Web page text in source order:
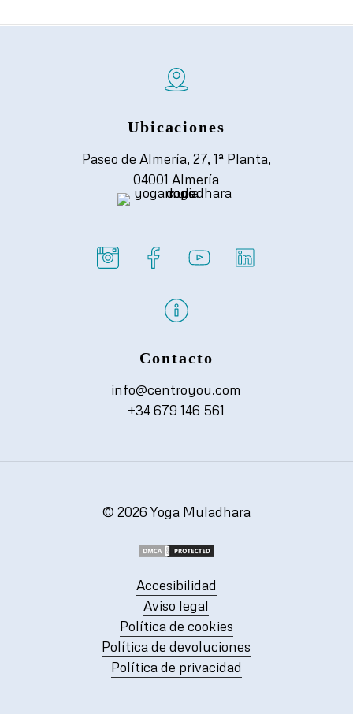
Ubicaciones
Paseo de Almería, 27, 1ª Planta,
04001 Almería
Contacto
info@centroyou.com
+34 679 146 561
© 2026 Yoga Muladhara
Accesibilidad
Aviso legal
Política de cookies
Política de devoluciones
Política de privacidad